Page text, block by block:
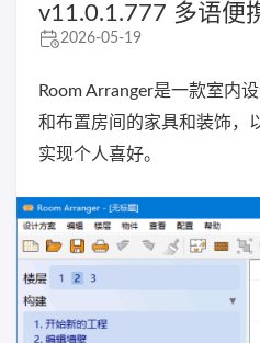
v11.0.1.777 多语便
2026-05-19
Room Arranger是一款室内
和布置房间的家具和装饰，
实现个人喜好。